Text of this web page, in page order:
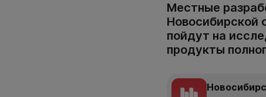
Местные
Новосибирской
пойдут на
продукты